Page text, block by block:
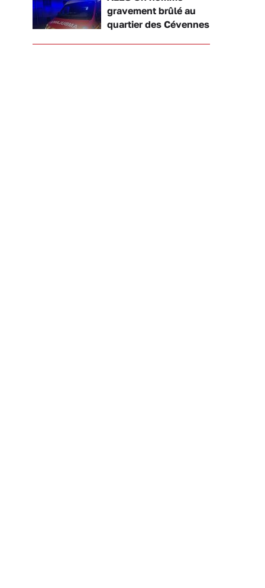
gravement brûlé au
quartier des Cévennes